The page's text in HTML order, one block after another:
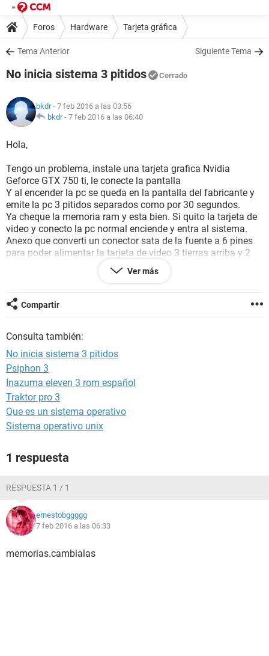
Foros Hardware Tarjeta gráfica
Tema Anterior Siguiente Tema
No inicia sistema 3 pitidos Cerrado
bkdr- 7 feb 2016 a las 03:56
bkdr- 7 feb 2016 a las 06:40
Hola,
Tengo un problema, instale una tarjeta grafica Nvidia
Geforce GTX 750 ti, le conecte la pantalla
Y al encender la pc se queda en la pantalla del fabricante y
emite la pc 3 pitidos separados como por 30 segundos.
Ya cheque la memoria ram y esta bien. Si quito la tarjeta de
video y conecto la pc normal enciende y entra al sistema.
Anexo que converti un conector sata de la fuente a 6 pines
para poder alimentar la tarjeta de video 3 tierras arriba y 2
pines de corriente abajo laterales
lclolcl
Ver más
Compartir
Consulta también:
No inicia sistema 3 pitidos
Psiphon 3
Inazuma eleven 3 rom español
Traktor pro 3
Que es un sistema operativo
Sistema operativo unix
1 respuesta
RESPUESTA 1 / 1
ernestobggggg
7 feb 2016 a las 06:33
memorias.cambialas